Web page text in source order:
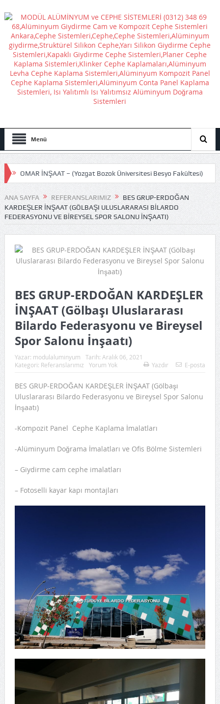
Menü
OMAR İNŞAAT – (Yozgat Bozok Üniversitesi Besyo Fakültesi)
GÜRSEL SELVİ İNŞAAT – (ETİMESGUT BELEDİYESİ ATATÜRK
STADI)
KUMSAL PETROL&ÖZDEMİRELLER İNŞAAT – (GÖLCÜK
MİLLET BAHÇESİ)
ELF BETON A.Ş – (ANKARA AKYURT SATIŞ OFİSİ)
BAŞARI İNŞAAT (Balıkesir Bandırma Okul İnşaatı)
BES GRUP-ERDOĞAN KARDEŞLER İNŞAAT (Gölbaşı
Uluslararası Bilardo Federasyonu ve Bireysel Spor Salonu
İnşaatı)
DÜLGER MÜHENDİSLİK-ANKARA (Yörük Metal İnşaatı İdari
DÜLGER MÜHENDİSLİK-ANKARA (Kazan Fabrika İnşaatı
İdari Kısım)
ANA SAYFA REFERANSLARIMIZ
BES GRUP-ERDOĞAN
KARDEŞLER İNŞAAT (GÖLBAŞI ULUSLARARASI BILARDO
FEDERASYONU VE BIREYSEL SPOR SALONU İNŞAATI)
BES GRUP-ERDOĞAN KARDEŞLER
İNŞAAT (Gölbaşı Uluslararası
Bilardo Federasyonu ve Bireysel
Spor Salonu İnşaatı)
Yazar: modulaluminyum Tarih: Aralık 06, 2021
Kategori: Referanslarımız Yorum Yok Yazdır E-posta
BES GRUP-ERDOĞAN KARDEŞLER İNŞAAT (Gölbaşı
Uluslararası Bilardo Federasyonu ve Bireysel Spor Salonu
İnşaatı)
-Kompozit Panel Cephe Kaplama İmalatları
-Alüminyum Doğrama İmalatları ve Ofis Bölme Sistemleri
– Giydirme cam cephe imalatları
– Fotoselli kayar kapı montajları